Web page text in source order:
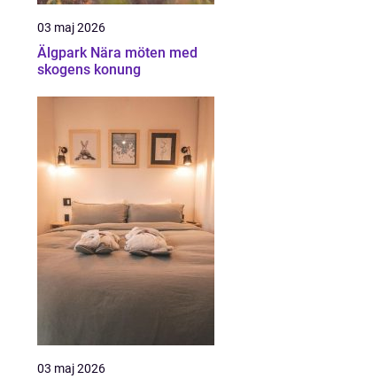
03 maj 2026
Älgpark Nära möten med
skogens konung
03 maj 2026